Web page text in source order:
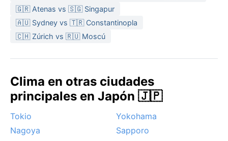
🇬🇷 Atenas vs 🇸🇬 Singapur
🇦🇺 Sydney vs 🇹🇷 Constantinopla
🇨🇭 Zúrich vs 🇷🇺 Moscú
Clima en otras ciudades
principales en Japón 🇯🇵
Tokio
Yokohama
Nagoya
Sapporo